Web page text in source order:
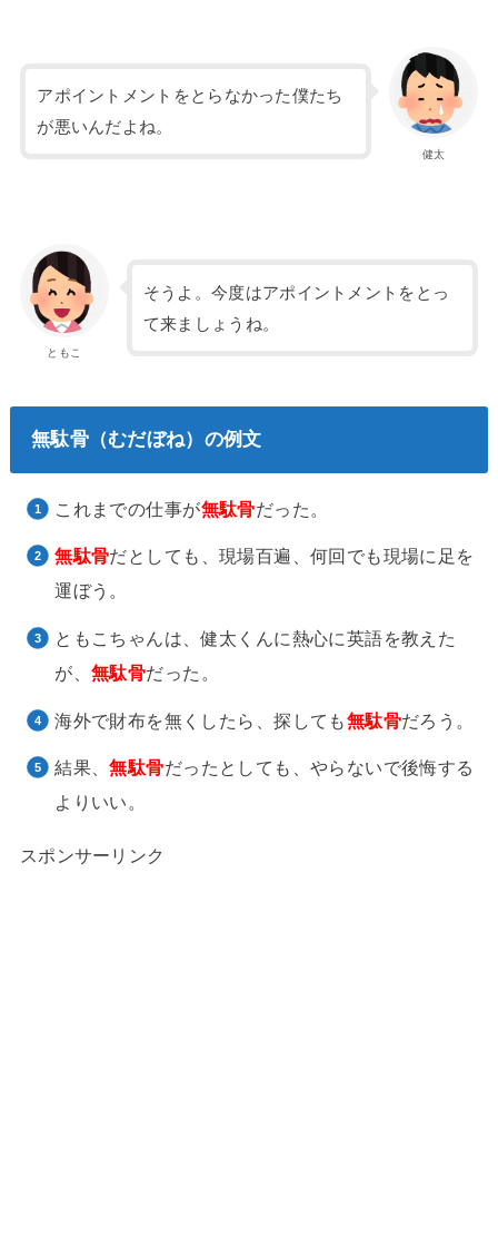
健太
アポイントメントをとらなかった僕たち
が悪いんだよね。
ともこ
そうよ。今度はアポイントメントをとっ
て来ましょうね。
無駄骨（むだぼね）の例文
これまでの仕事が無駄骨だった。
無駄骨だとしても、現場百遍、何回でも現場に足を
運ぼう。
ともこちゃんは、健太くんに熱心に英語を教えた
が、無駄骨だった。
海外で財布を無くしたら、探しても無駄骨だろう。
結果、無駄骨だったとしても、やらないで後悔する
よりいい。
スポンサーリンク